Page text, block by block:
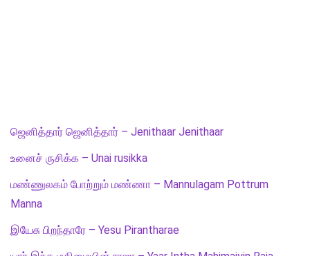
ஜெனித்தார் ஜெனித்தார் – Jenithaar Jenithaar
உனைச் ருசிக்க – Unai rusikka
மண்ணுலகம் போற்றும் மண்ணா – Mannulagam Pottrum
Manna
இயேசு பிறந்தாரே – Yesu Pirantharae